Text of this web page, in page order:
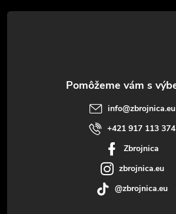
á
info@zbrojnica.eu
+421 917 113 374
Zbrojnica
zbrojnica.eu
@zbrojnica.eu